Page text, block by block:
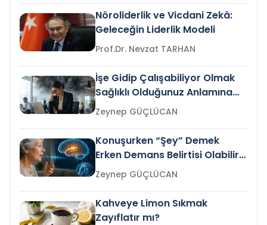
Nöroliderlik ve Vicdani Zekâ:
Geleceğin Liderlik Modeli
Prof.Dr. Nevzat TARHAN
İşe Gidip Çalışabiliyor Olmak
Sağlıklı Olduğunuz Anlamına
Gelir mi?Zeynep GÜÇLÜCAN
Konuşurken “Şey” Demek
Erken Demans Belirtisi Olabilir
mi?
Zeynep GÜÇLÜCAN
Kahveye Limon Sıkmak
Zayıflatır mı?